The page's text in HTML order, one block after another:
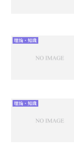
理論・知識
理論・知識